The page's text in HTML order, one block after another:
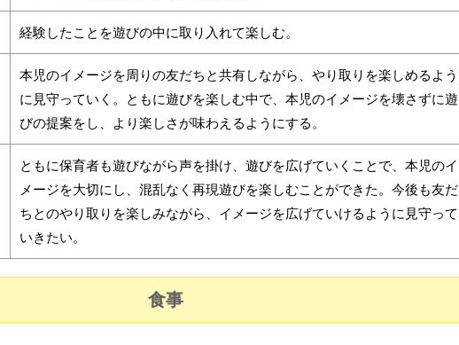
経験したことを遊びの中に取り入れて楽しむ。
本児のイメージを周りの友だちと共有しながら、やり取りを楽しめるよう
に見守っていく。ともに遊びを楽しむ中で、本児のイメージを壊さずに遊
びの提案をし、より楽しさが味わえるようにする。
ともに保育者も遊びながら声を掛け、遊びを広げていくことで、本児のイ
メージを大切にし、混乱なく再現遊びを楽しむことができた。今後も友だ
ちとのやり取りを楽しみながら、イメージを広げていけるように見守って
いきたい。
食事